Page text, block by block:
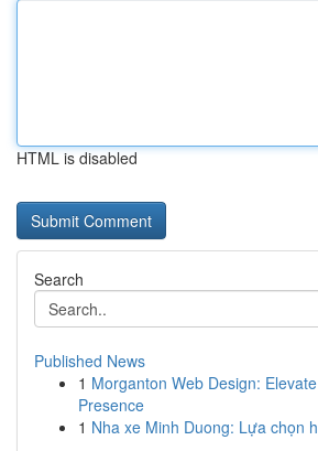
HTML is disabled
Search
Published News
1 Morganton Web Design:
Presence
1 Nha xe Minh Duong: Lựa chọn